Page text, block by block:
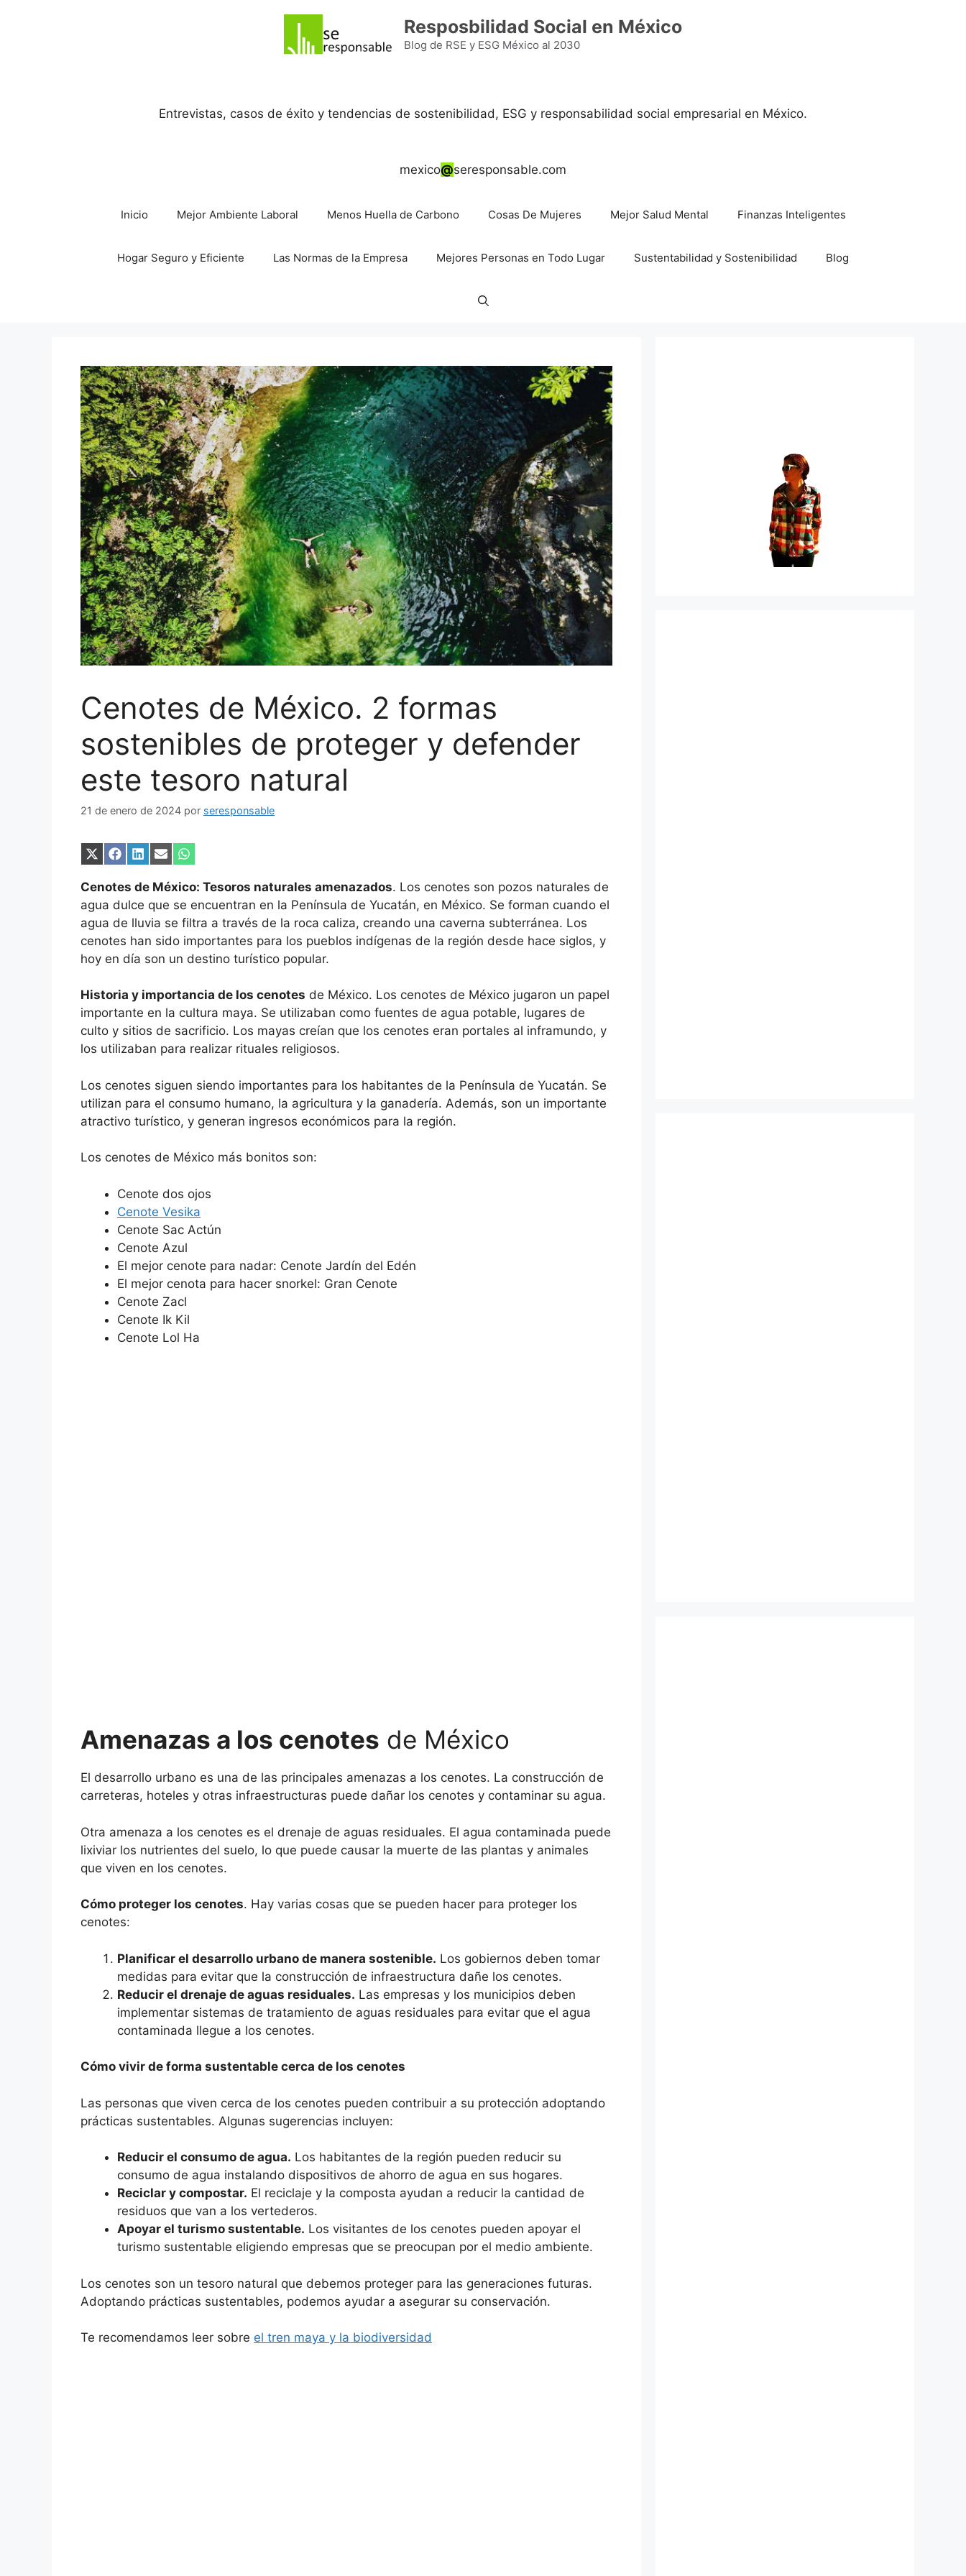
Resposbilidad Social en México
Blog de RSE y ESG México al 2030
Entrevistas, casos de éxito y tendencias de sostenibilidad, ESG y responsabilidad social empresarial en México.
mexico@seresponsable.com
Inicio Mejor Ambiente Laboral Menos Huella de Carbono Cosas De Mujeres Mejor Salud Mental Finanzas Inteligentes
Hogar Seguro y Eficiente Las Normas de la Empresa Mejores Personas en Todo Lugar Sustentabilidad y Sostenibilidad Blog
Cenotes de México. 2 formas
sostenibles de proteger y defender
este tesoro natural
21 de enero de 2024 por seresponsable
Compartir
X
(Twitter)
Compartir
Facebook
Compartir
LinkedIn
Compartir
Email
Compartir
WhatsApp
Cenotes de México: Tesoros naturales amenazados. Los cenotes son pozos naturales de
agua dulce que se encuentran en la Península de Yucatán, en México. Se forman cuando el
agua de lluvia se filtra a través de la roca caliza, creando una caverna subterránea. Los
cenotes han sido importantes para los pueblos indígenas de la región desde hace siglos, y
hoy en día son un destino turístico popular.
Historia y importancia de los cenotes de México. Los cenotes de México jugaron un papel
importante en la cultura maya. Se utilizaban como fuentes de agua potable, lugares de
culto y sitios de sacrificio. Los mayas creían que los cenotes eran portales al inframundo, y
los utilizaban para realizar rituales religiosos.
Los cenotes siguen siendo importantes para los habitantes de la Península de Yucatán. Se
utilizan para el consumo humano, la agricultura y la ganadería. Además, son un importante
atractivo turístico, y generan ingresos económicos para la región.
Los cenotes de México más bonitos son:
Cenote dos ojos
Cenote Vesika
Cenote Sac Actún
Cenote Azul
El mejor cenote para nadar: Cenote Jardín del Edén
El mejor cenota para hacer snorkel: Gran Cenote
Cenote Zacl
Cenote Ik Kil
Cenote Lol Ha
Amenazas a los cenotes de México
El desarrollo urbano es una de las principales amenazas a los cenotes. La construcción de
carreteras, hoteles y otras infraestructuras puede dañar los cenotes y contaminar su agua.
Otra amenaza a los cenotes es el drenaje de aguas residuales. El agua contaminada puede
lixiviar los nutrientes del suelo, lo que puede causar la muerte de las plantas y animales
que viven en los cenotes.
Cómo proteger los cenotes. Hay varias cosas que se pueden hacer para proteger los
cenotes:
Planificar el desarrollo urbano de manera sostenible. Los gobiernos deben tomar
medidas para evitar que la construcción de infraestructura dañe los cenotes.
Reducir el drenaje de aguas residuales. Las empresas y los municipios deben
implementar sistemas de tratamiento de aguas residuales para evitar que el agua
contaminada llegue a los cenotes.
Cómo vivir de forma sustentable cerca de los cenotes
Las personas que viven cerca de los cenotes pueden contribuir a su protección adoptando
prácticas sustentables. Algunas sugerencias incluyen:
Reducir el consumo de agua. Los habitantes de la región pueden reducir su
consumo de agua instalando dispositivos de ahorro de agua en sus hogares.
Reciclar y compostar. El reciclaje y la composta ayudan a reducir la cantidad de
residuos que van a los vertederos.
Apoyar el turismo sustentable. Los visitantes de los cenotes pueden apoyar el
turismo sustentable eligiendo empresas que se preocupan por el medio ambiente.
Los cenotes son un tesoro natural que debemos proteger para las generaciones futuras.
Adoptando prácticas sustentables, podemos ayudar a asegurar su conservación.
Te recomendamos leer sobre el tren maya y la biodiversidad